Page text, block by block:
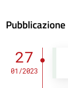
Pubblicazione
27
01/2023